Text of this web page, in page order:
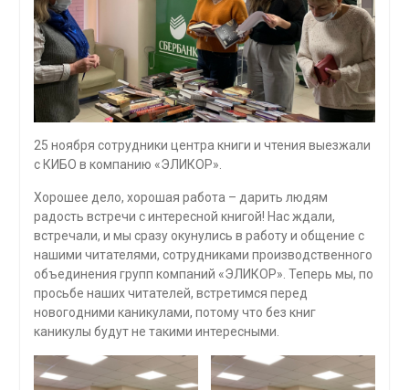
25 ноября сотрудники центра книги и чтения выезжали
с КИБО в компанию «ЭЛИКОР».
Хорошее дело, хорошая работа – дарить людям
радость встречи с интересной книгой! Нас ждали,
встречали, и мы сразу окунулись в работу и общение с
нашими читателями, сотрудниками производственного
объединения групп компаний «ЭЛИКОР». Теперь мы, по
просьбе наших читателей, встретимся перед
новогодними каникулами, потому что без книг
каникулы будут не такими интересными.